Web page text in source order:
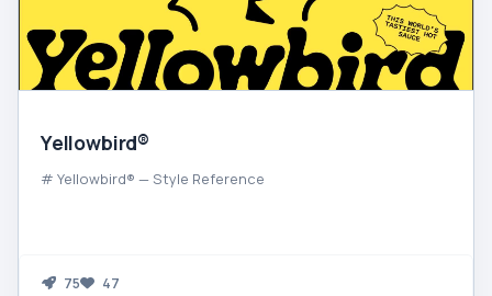
Yellowbird®
# Yellowbird® — Style Reference
75 47